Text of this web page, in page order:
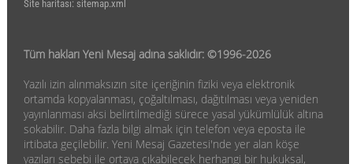
Site haritası: sitemap.xml
Tüm hakları Yeni Mesaj adına saklıdır: ©1996-2026
Yazılı izin alınmaksızın site içeriğinin fiziki veya elektronik
ortamda kopyalanması, çoğaltılması, dağıtılması veya yeniden
yayınlanması aksi belirtilmediği sürece yasal yükümlülük altına
sokabilir. Daha fazla bilgi almak için telefon veya eposta ile
irtibata geçilebilir. Yeni Mesaj Gazetesi'nde yer alan köşe
yazıları sebebi ile ortaya çıkabilecek herhangi bir hukuksal,